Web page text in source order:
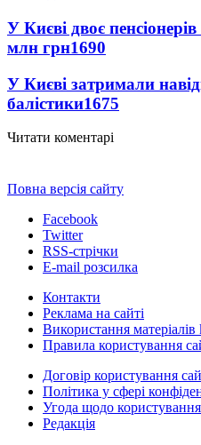
У Києві двоє
млн грн1690
У Києві затримали
балістики1675
Читати коментарі
Повна версія сайту
Facebook
Twitter
RSS-стрічки
E-mail розсилка
Контакти
Реклама на сайті
Використання
Правила користування
Договір користування
Політика у сфері
Угода щодо користування
Редакція